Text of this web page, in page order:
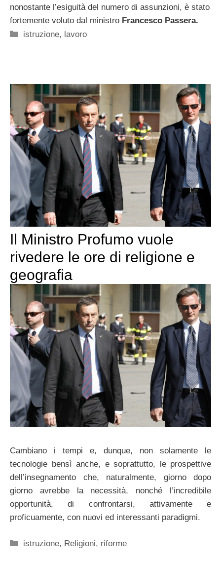
nonostante l’esiguità del numero di assunzioni, è stato
fortemente voluto dal ministro Francesco Passera.
Categorie
istruzione, lavoro
Il Ministro Profumo vuole
rivedere le ore di religione e
geografia
Cambiano i tempi e, dunque, non solamente le
tecnologie bensì anche, e soprattutto, le prospettive
dell’insegnamento che, naturalmente, giorno dopo
giorno avrebbe la necessità, nonché l’incredibile
opportunità, di confrontarsi, attivamente e
proficuamente, con nuovi ed interessanti paradigmi.
Categorie
istruzione, Religioni, riforme